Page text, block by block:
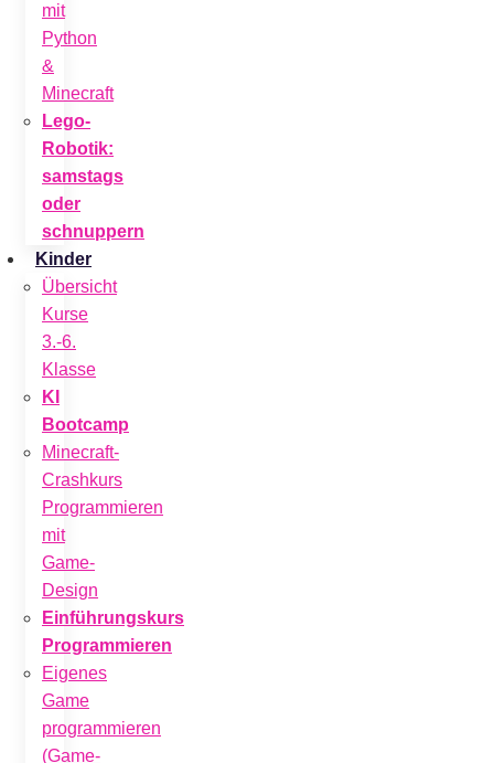
mit
Python
&
Minecraft
Lego-
Robotik:
samstags
oder
schnuppern
Kinder
Übersicht
Kurse
3.-6.
Klasse
KI
Bootcamp
Minecraft-
Crashkurs
Programmieren
mit
Game-
Design
Einführungskurs
Programmieren
Eigenes
Game
programmieren
(Game-